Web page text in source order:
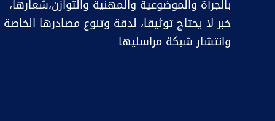
بالجرأة والموضوعية والمهنية والتوازن،شعارها،
خبر ﻻ يحتاج توثيقا، لدقة وتنوع مصادرها الخاصة
وانتشار شبكة مراسليها